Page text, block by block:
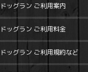
ドッグラン ご利用案内
ドッグラン ご利用料金
ドッグラン ご利用規約など